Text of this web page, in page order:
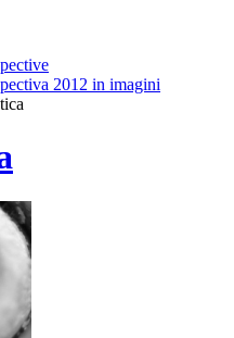
2012 in imagini